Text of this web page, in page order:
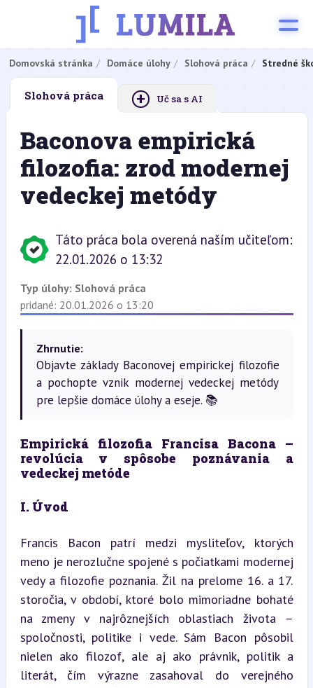
Domovská stránka Domáce úlohy Slohová práca Stredné
Slohová práca + Uč sa s AI
Baconova empirická
filozofia: zrod modernej
vedeckej metódy
Táto práca bola overená naším učiteľom:
22.01.2026 o 13:32
Typ úlohy: Slohová práca
pridané: 20.01.2026 o 13:20
Zhrnutie:
Objavte základy Baconovej empirickej filozofie
a pochopte vznik modernej vedeckej metódy
pre lepšie domáce úlohy a eseje. 📚
Empirická filozofia Francisa Bacona –
revolúcia v spôsobe poznávania a
vedeckej metóde
I. Úvod
Francis Bacon patrí medzi mysliteľov, ktorých
meno je nerozlučne spojené s počiatkami modernej
vedy a filozofie poznania. Žil na prelome 16. a 17.
storočia, v období, ktoré bolo mimoriadne bohaté
na zmeny v najrôznejších oblastiach života –
spoločnosti, politike i vede. Sám Bacon pôsobil
nielen ako filozof, ale aj ako právnik, politik a
literát, čím výrazne zasahoval do verejného